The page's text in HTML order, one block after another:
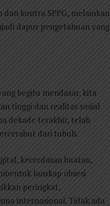
kontra SPPG, melainkan
dapur pengetahuan yang
begitu mendasar, kita
tinggi dan realitas sosial
dekade terakhir, telah
dari tubuh.
kecerdasan buatan,
lanskap obsesi
peringkat,
internasional. Tidak ada